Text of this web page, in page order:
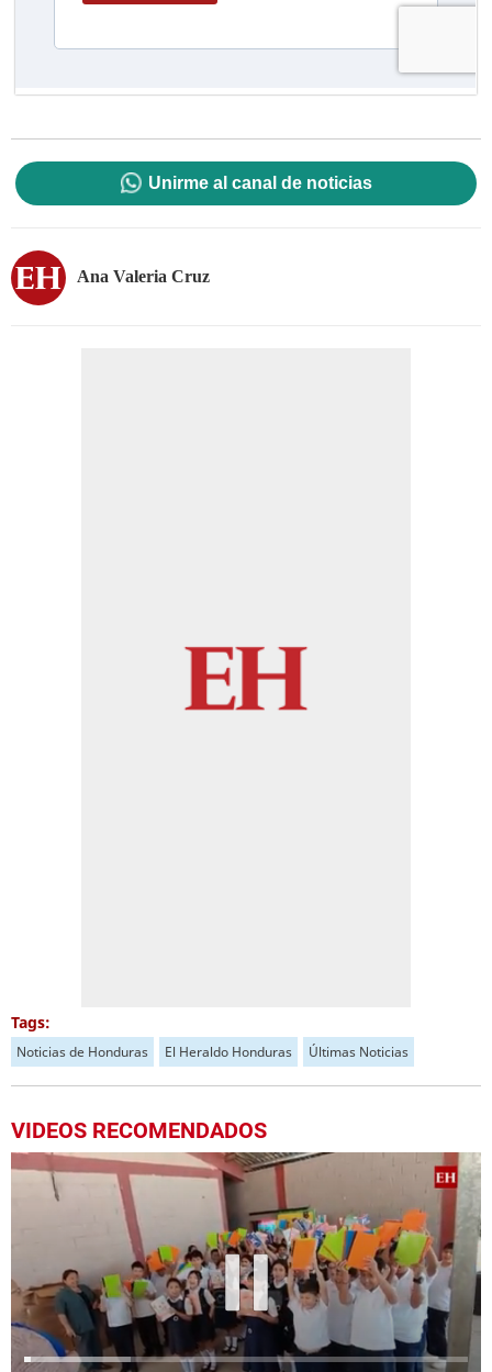
Unirme al canal de noticias
Ana Valeria Cruz
Tags:
Noticias de Honduras El Heraldo Honduras Últimas Noticias
VIDEOS RECOMENDADOS